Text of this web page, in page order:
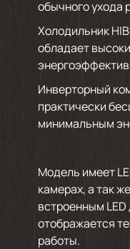
обычного ухода
Холодильник
обладает
Инверторный
практически
минимальным
Модель имеет
камерах, а так
встроенным
отображается
работы.